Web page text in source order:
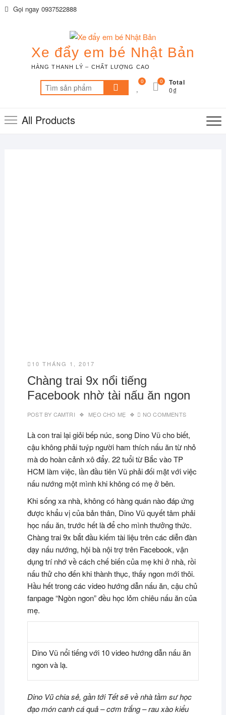
SkipGọi ngay 0937522888
Xe đẩy em bé Nhật Bản
HÀNG THANH LÝ – CHẤT LƯỢNG CAO
Tìm
kiếm:
0 Total
0₫
0
All Products
10 THÁNG 1, 2017
Chàng trai 9x nổi tiếng
Facebook nhờ tài nấu ăn ngon
POST BY CAMTRI MẸO CHO MẸ NO COMMENTS
Là con trai lại giỏi bếp núc, song Dino Vũ cho biết,
cậu không phải tuýp người ham thích nấu ăn từ nhỏ
mà do hoàn cảnh xô đẩy. 22 tuổi từ Bắc vào TP
HCM làm việc, lần đầu tiên Vũ phải đối mặt với việc
nấu nướng một mình khi không có mẹ ở bên.
Khi sống xa nhà, không có hàng quán nào đáp ứng
được khẩu vị của bản thân, Dino Vũ quyết tâm phải
học nấu ăn, trước hết là để cho mình thưởng thức.
Chàng trai 9x bắt đầu kiếm tài liệu trên các diễn đàn
dạy nấu nướng, hội bà nội trợ trên Facebook, vận
dụng trí nhớ về cách chế biến của mẹ khi ở nhà, rồi
nấu thử cho đến khi thành thục, thấy ngon mới thôi.
Hầu hết trong các video hướng dẫn nấu ăn, cậu chủ
fanpage “Ngòn ngon” đều học lỏm chiêu nấu ăn của
mẹ.
Dino Vũ nổi tiếng với 10 video hướng dẫn nấu ăn
ngon và lạ.
Dino Vũ chia sẻ, gần tới Tết sẽ về nhà tầm sư học
đạo móncanh cá quả – cơm trắng – rau xào kiểu